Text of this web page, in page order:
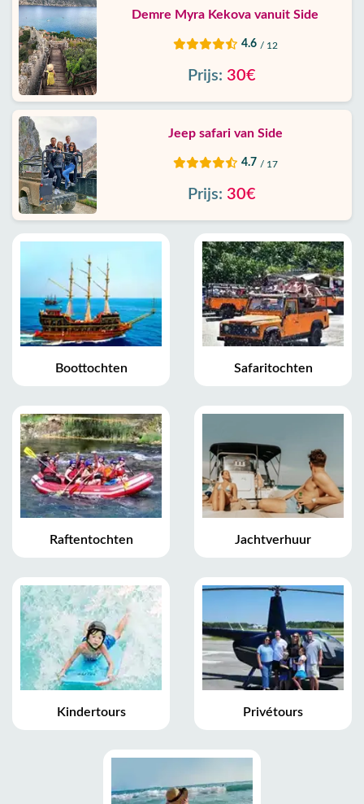
Demre Myra Kekova vanuit Side
4.6 / 12
Prijs: 30€
Jeep safari van Side
4.7 / 17
Prijs: 30€
Boottochten Safaritochten
Raftentochten Jachtverhuur
Kindertours Privétours